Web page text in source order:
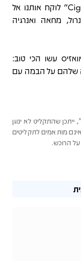
הלהקה. ולסיום, "Cigarettes & Alcohol" לוקח אותנו אל
מחאה ואנרגיה
עשו הכי טוב:
שלהם על הבמה עם
שהתקליט לא ינוגן
מותאמים לתקליטים
הרוכש.